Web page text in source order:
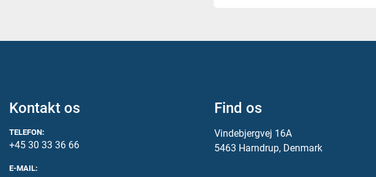
Kontakt os
TELEFON:
+45 30 33 36 66
E-MAIL:
Find os
Vindebjergvej 16A
5463 Harndrup, Denmark